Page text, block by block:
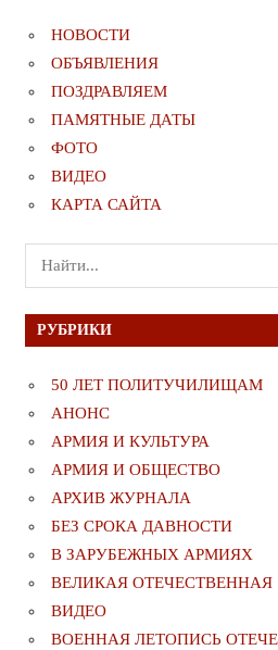
НОВОСТИ
ОБЪЯВЛЕНИЯ
ПОЗДРАВЛЯЕМ
ПАМЯТНЫЕ ДАТЫ
ФОТО
ВИДЕО
КАРТА САЙТА
Поиск
для:
РУБРИКИ
50 ЛЕТ ПОЛИТУЧИЛИЩАМ
АНОНС
АРМИЯ И КУЛЬТУРА
АРМИЯ И ОБЩЕСТВО
АРХИВ ЖУРНАЛА
БЕЗ СРОКА ДАВНОСТИ
В ЗАРУБЕЖНЫХ АРМИЯХ
ВЕЛИКАЯ ОТЕЧЕСТВЕННАЯ
ВИДЕО
ВОЕННАЯ ЛЕТОПИСЬ